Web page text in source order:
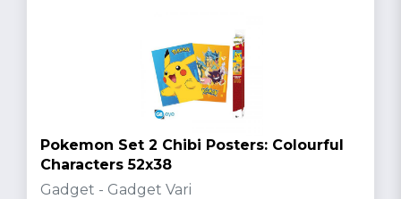
Pokemon Set 2 Chibi Posters: Colourful
Characters 52x38
Gadget - Gadget Vari